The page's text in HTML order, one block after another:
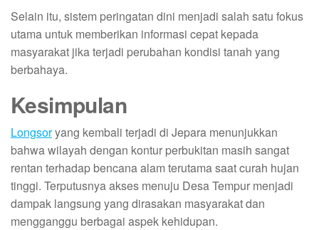
Selain itu, sistem peringatan dini menjadi salah satu fokus
utama untuk memberikan informasi cepat kepada
masyarakat jika terjadi perubahan kondisi tanah yang
berbahaya.
Kesimpulan
Longsoryang kembali terjadi di Jepara menunjukkan
bahwa wilayah dengan kontur perbukitan masih sangat
rentan terhadap bencana alam terutama saat curah hujan
tinggi. Terputusnya akses menuju Desa Tempur menjadi
dampak langsung yang dirasakan masyarakat dan
mengganggu berbagai aspek kehidupan.